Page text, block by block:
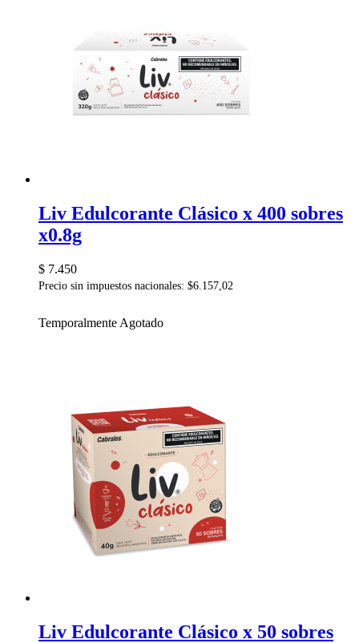
Liv Edulcorante Clásico x 400 sobres
x0.8g
$ 7.450
Precio sin impuestos nacionales: $6.157,02
Temporalmente Agotado
Liv Edulcorante Clásico x 50 sobres